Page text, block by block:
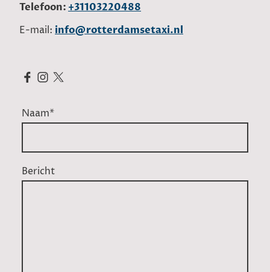
Telefoon: +31103220488
E-mail: info@rotterdamsetaxi.nl
Naam*
Bericht